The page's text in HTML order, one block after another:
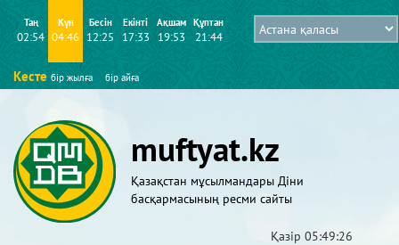
Таң
02:54
Күн
04:46
Бесін
12:25
Екінті
17:33
Ақшам
19:53
Құптан
21:44
Кесте бір жылға бір айға
muftyat.kz
Қазақстан мұсылмандары Діни
басқармасының ресми сайты
Қазір 05:49:26